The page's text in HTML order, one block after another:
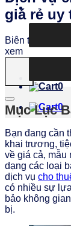
0
0
giá rẻ uy
Biên tập
xem
Mục Lục
Bạn đang cần
khai trương,
về giá cả,
dạng các loại
dịch vụ cho
có nhiều sự
bảo không
bị.